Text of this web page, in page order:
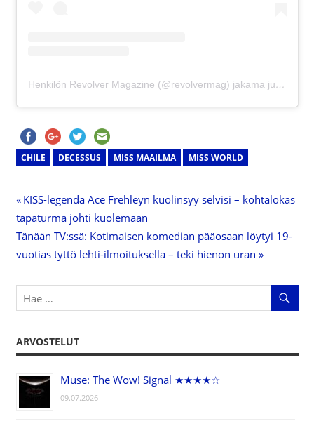
Henkilön Revolver Magazine (@revolvermag) jakama julkaisu
CHILE DECESSUS MISS MAAILMA MISS WORLD
Artikkelien
selaus
Previous
Post:
KISS-legenda Ace Frehleyn kuolinsyy selvisi – kohtalokas
tapaturma johti kuolemaan
Next
Post:
Tänään TV:ssä: Kotimaisen komedian pääosaan löytyi 19-
vuotias tyttö lehti-ilmoituksella – teki hienon uran
ARVOSTELUT
Muse: The Wow! Signal ★★★★☆
09.07.2026